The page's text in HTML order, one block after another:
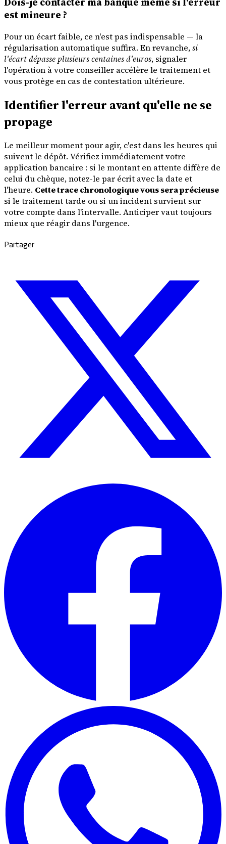
est mineure ?
Pour un écart faible, ce n'est pas indispensable — la
régularisation automatique suffira. En revanche,si
l'écart dépasse plusieurs centaines d'euros, signaler
l'opération à votre conseiller accélère le traitement et
vous protège en cas de contestation ultérieure.
Identifier l'erreur avant qu'elle ne se
propage
Le meilleur moment pour agir, c'est dans les heures qui
suivent le dépôt. Vérifiez immédiatement votre
application bancaire : si le montant en attente diffère de
celui du chèque, notez-le par écrit avec la date et
l'heure. Cette trace chronologique vous sera précieuse
si le traitement tarde ou si un incident survient sur
votre compte dans l'intervalle. Anticiper vaut toujours
mieux que réagir dans l'urgence.
Partager